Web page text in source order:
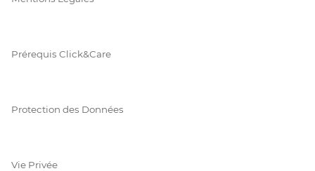
Prérequis Click&Care
Protection des Données
Vie Privée